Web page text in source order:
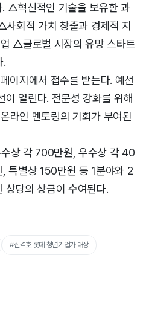
△혁신적인 기술을 보유한 과
회적 가치 창출과 경제적 지
△글로벌 시장의 유망 스타트
.
이지에서 접수를 받는다. 예선
이 열린다. 전문성 강화를 위해
라인 멘토링의 기회가 부여된
상 각 700만원, 우수상 각 40
특별상 150만원 등 1분야와 2
상당의 상금이 수여된다.
#신격호 롯데 청년기업가 대상